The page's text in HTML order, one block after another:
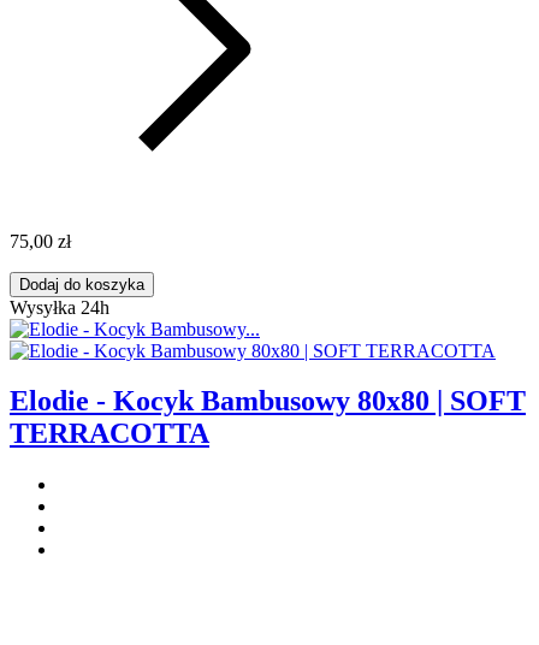
75,00 zł
Dodaj do koszyka
Wysyłka 24h
Elodie - Kocyk Bambusowy 80x80 | SOFT
TERRACOTTA